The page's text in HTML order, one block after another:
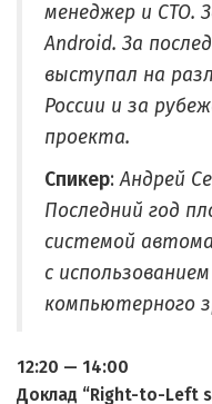
менеджер и СТО.
Android. За
выступал на
России и за
проекта.
Спикер:Андрей
Последний год
системой
с
компьютерного
12:20 — 14:00
Доклад “Right-to-Left